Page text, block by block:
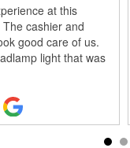
at this
The cashier and
good care of us.
light that was